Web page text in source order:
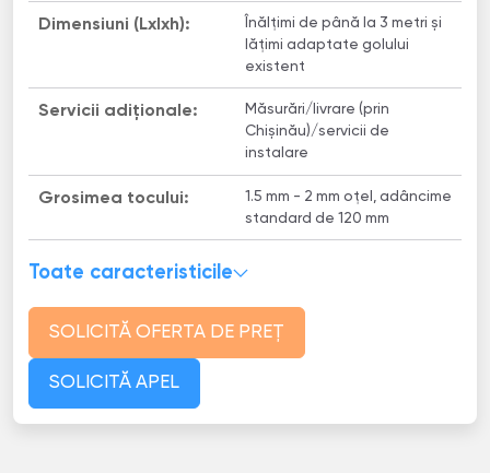
Dimensiuni (Lxlxh):
Înălțimi de până la 3 metri și
lățimi adaptate golului
existent
Servicii adiționale:
Măsurări/livrare (prin
Chișinău)/servicii de
instalare
Grosimea tocului:
1.5 mm - 2 mm oțel, adâncime
standard de 120 mm
Toate caracteristicile
SOLICITĂ OFERTA DE PREȚ
SOLICITĂ APEL